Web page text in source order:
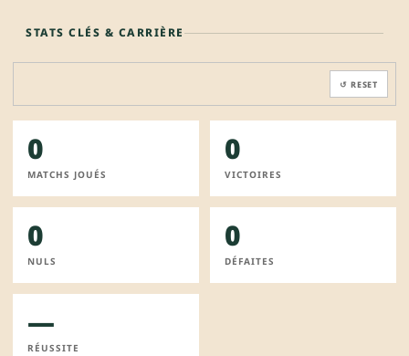
STATS CLÉS & CARRIÈRE
↺ RESET
0
MATCHS JOUÉS
0
VICTOIRES
0
NULS
0
DÉFAITES
—
RÉUSSITE